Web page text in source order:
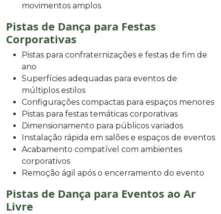
movimentos amplos
Pistas de Dança para Festas
Corporativas
Pistas para confraternizações e festas de fim de
ano
Superfícies adequadas para eventos de
múltiplos estilos
Configurações compactas para espaços menores
Pistas para festas temáticas corporativas
Dimensionamento para públicos variados
Instalação rápida em salões e espaços de eventos
Acabamento compatível com ambientes
corporativos
Remoção ágil após o encerramento do evento
Pistas de Dança para Eventos ao Ar
Livre